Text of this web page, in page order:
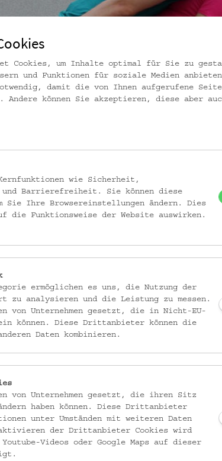
lang Festivalzentrum des internationalen Open Air
Stadt an jedem Abend 360 BesucherInnen
Programmschwerpunkt dotdotdance versetzt
wippt: Dance like nobody's watching!
Faible für ungewöhnliche Leinwandformate unter der
Open Air Kurzfilmfestivals espressofilm angetreten – als
Menschen, die darauf brennen, private wie politische
mit internationalen Gästen, wöchentliche
Cookies, um Inhalte optimal für Sie zu
und Funktionen für soziale Medien anbieten
damit die von Ihnen aufgerufene
können Sie akzeptieren, diese aber
wie Sicherheit,
und Barrierefreiheit. Sie können diese
Sie Ihre Browsereinstellungen ändern. Dies
die Funktionsweise der Website auswirken.
ermöglichen es uns, die Nutzung der
zu analysieren und die Leistung zu messen.
von Unternehmen gesetzt, die in Nicht-EU-
können. Diese Drittanbieter können die
Daten kombinieren.
von Unternehmen gesetzt, die ihren Sitz
haben können. Diese Drittanbieter
unter Umständen mit weiteren Daten
der Drittanbieter Cookies wird
Videos oder Google Maps auf dieser